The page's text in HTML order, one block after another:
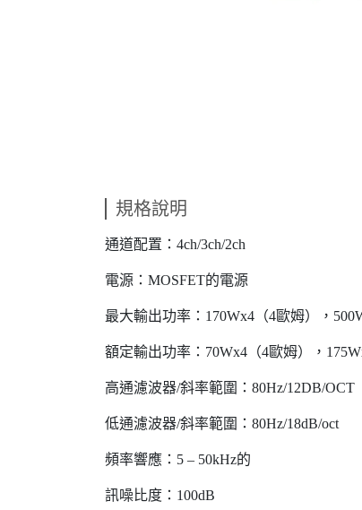
規格說明
通道配置：4ch/3ch/2ch
電源：MOSFET的電源
最大輸出功率：170Wx4（4歐姆），
額定輸出功率：70Wx4（4歐姆），
高通濾波器/斜率範圍：80Hz/12DB/OCT
低通濾波器/斜率範圍：80Hz/18dB/oct
頻率響應：5 – 50kHz的
訊噪比度：100dB